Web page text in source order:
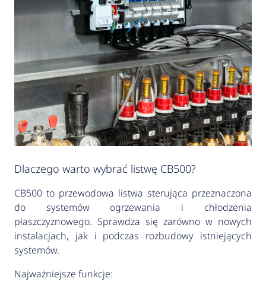
Dlaczego warto wybrać listwę CB500?
CB500 to przewodowa listwa sterująca przeznaczona
do systemów ogrzewania i chłodzenia
płaszczyznowego. Sprawdza się zarówno w nowych
instalacjach, jak i podczas rozbudowy istniejących
systemów.
Najważniejsze funkcje: